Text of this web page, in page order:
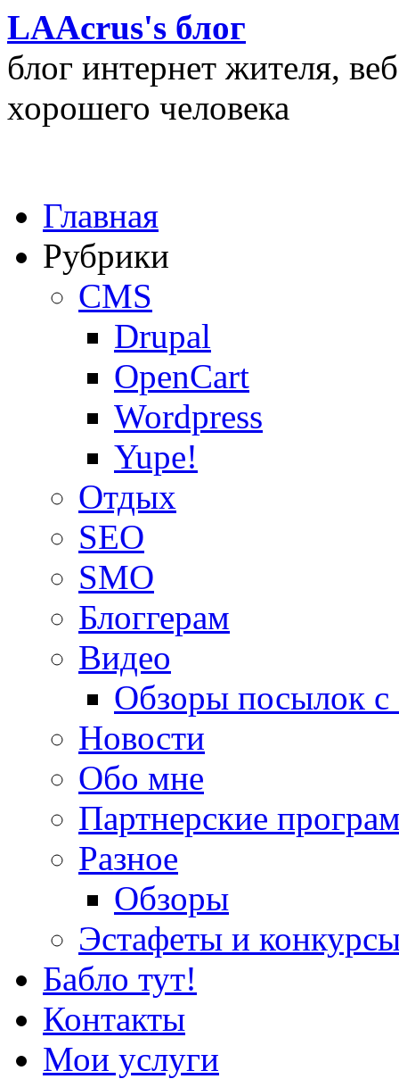
LAAcrus's блог
блог интернет жителя,
хорошего человека
Главная
Рубрики
CMS
Drupal
OpenCart
Wordpress
Yupe!
Oтдых
SEO
SMO
Блоггерам
Видео
Обзоры посылок с
Новости
Обо мне
Партнерские
Разное
Обзоры
Эстафеты и
Бабло тут!
Контакты
Мои услуги